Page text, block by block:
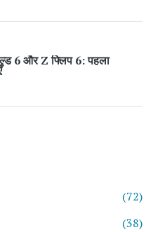
6 और Z फ्लिप 6: पहला
(72)
(38)